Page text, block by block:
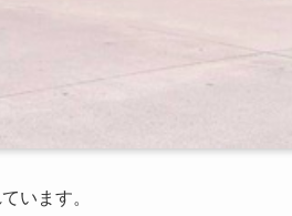
います。